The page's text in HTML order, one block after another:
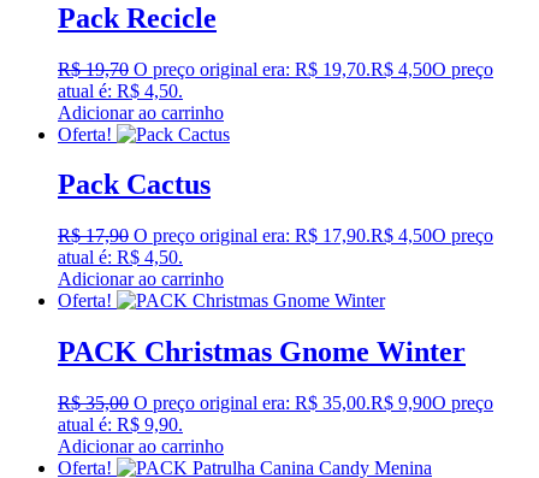
Pack Recicle
R$19,70 O preço original era: R$ 19,70.R$ 4,50O preço
atual é: R$ 4,50.
Adicionar ao carrinho
Oferta!
Pack Cactus
R$17,90 O preço original era: R$ 17,90.R$ 4,50O preço
atual é: R$ 4,50.
Adicionar ao carrinho
Oferta!
PACK Christmas Gnome Winter
R$35,00 O preço original era: R$ 35,00.R$ 9,90O preço
atual é: R$ 9,90.
Adicionar ao carrinho
Oferta!